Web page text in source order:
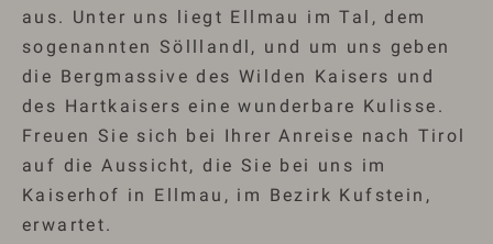
aus. Unter uns liegt Ellmau im Tal, dem
sogenannten Sölllandl, und um uns geben
die Bergmassive des Wilden Kaisers und
des Hartkaisers eine wunderbare Kulisse.
Freuen Sie sich bei Ihrer Anreise nach Tirol
auf die Aussicht, die Sie bei uns im
Kaiserhof in Ellmau, im Bezirk Kufstein,
erwartet.